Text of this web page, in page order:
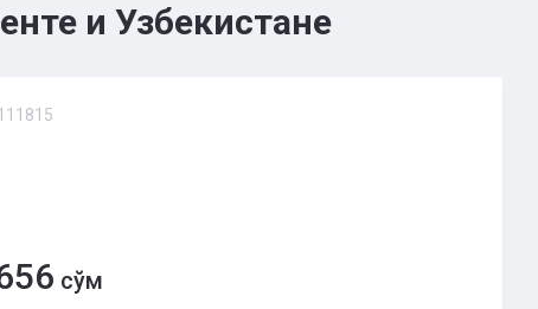
и Узбекистане
сўм